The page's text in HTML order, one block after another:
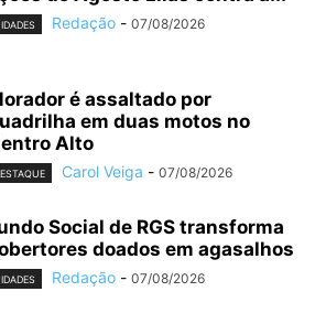
Redação - 07/08/2026
é assaltado por
em duas motos no
Alto
Carol Veiga - 07/08/2026
Social de RGS transforma
doados em agasalhos
Redação - 07/08/2026